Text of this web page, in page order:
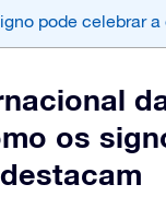
pode celebrar a
os